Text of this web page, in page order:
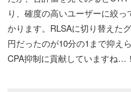
り、確度の高いユーザーに絞
かります。RLSAに切り替えた
円だったのが10分の1まで抑え
CPA抑制に貢献していますね…！